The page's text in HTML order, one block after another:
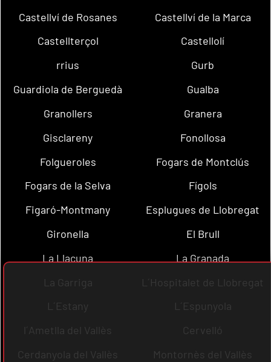
Castellví de Rosanes
Castellví de la Marca
Castellterçol
Castellolí
rrius
Gurb
Guardiola de Berguedà
Gualba
Granollers
Granera
Gisclareny
Fonollosa
Folgueroles
Fogars de Montclús
Fogars de la Selva
Fígols
Figaró-Montmany
Esplugues de Llobregat
Gironella
El Brull
La Llacuna
La Granada
La Garriga
L´Hospitalet de Llobregat
L´Estany
L´Espunyola
l´Ametlla del Vallès
Cervelló
Cerdanyola del Vallès
Montornès del Vallès